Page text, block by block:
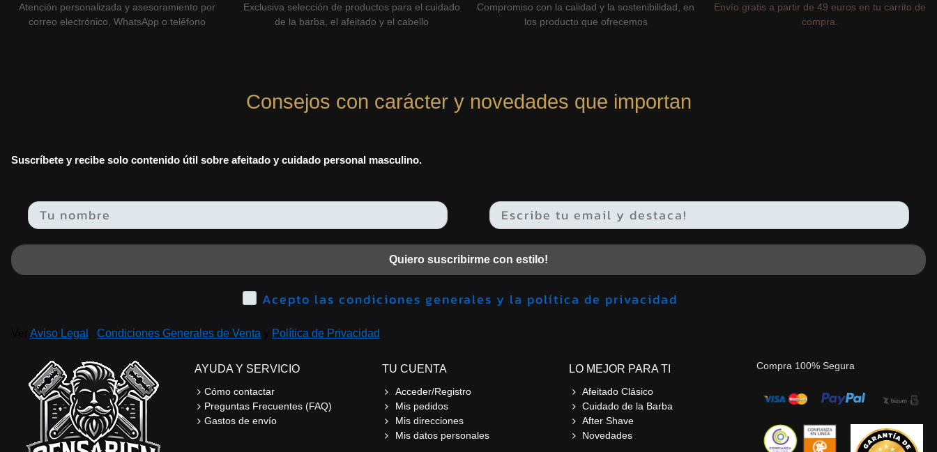
Atención personalizada y asesoramiento por
correo electrónico, WhatsApp o teléfono
Exclusiva selección de productos para el cuidado
de la barba, el afeitado y el cabello
Compromiso con la calidad y la sostenibilidad, en
los producto que ofrecemos
Envío gratis a partir de 49 euros en tu carrito de
compra.
Consejos con carácter y novedades que importan
Suscríbete y recibe solo contenido útil sobre afeitado y cuidado personal masculino.
Email
Quiero suscribirme con estilo!
Acepto las condiciones generales y la política de privacidad
Aviso Legal Condiciones Generales de Venta Política de Privacidad
AYUDA Y SERVICIO
Cómo contactar
Preguntas Frecuentes (FAQ)
Gastos de envío
TU CUENTA
Acceder/Registro
Mis pedidos
Mis direcciones
Mis datos personales
LO MEJOR PARA TI
Afeitado Clásico
Cuidado de la Barba
After Shave
Novedades
Compra 100% Segura